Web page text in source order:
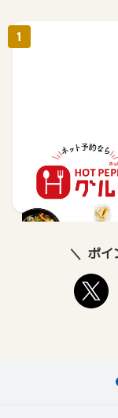
【ホットペッパーグ
メ】レストラン予
85
1
ポイ